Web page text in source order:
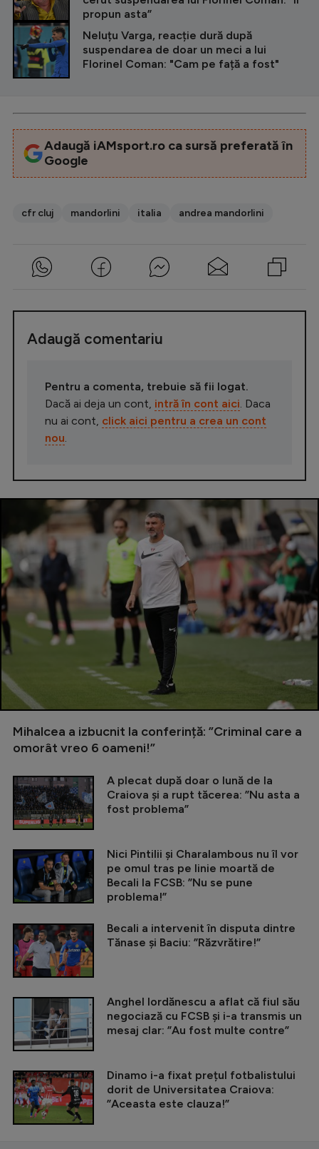
propun asta”
Neluțu Varga, reacție dură după
suspendarea de doar un meci a lui
Florinel Coman: "Cam pe față a fost"
Adaugă iAMsport.ro ca sursă preferată în
Google
cfr cluj mandorlini italia andrea mandorlini
Adaugă comentariu
Pentru a comenta, trebuie să fii logat.
Dacă ai deja un cont, intră în cont aici . Daca
nu ai cont, click aici pentru a crea un cont
nou
Mihalcea a izbucnit la conferință: ”Criminal care a
omorât vreo 6 oameni!”
A plecat după doar o lună de la
Craiova și a rupt tăcerea: ”Nu asta a
fost problema”
Nici Pintilii și Charalambous nu îl vor
pe omul tras pe linie moartă de
Becali la FCSB: ”Nu se pune
problema!”
Becali a intervenit în disputa dintre
Tănase și Baciu: ”Răzvrătire!”
Anghel Iordănescu a aflat că fiul său
negociază cu FCSB și i-a transmis un
mesaj clar: ”Au fost multe contre”
Dinamo i-a fixat prețul fotbalistului
dorit de Universitatea Craiova:
”Aceasta este clauza!”